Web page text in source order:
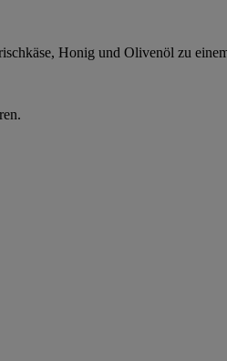
Honig und Olivenöl zu